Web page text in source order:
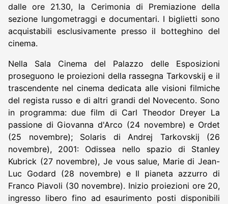
dalle ore 21.30, la Cerimonia di Premiazione della
sezione lungometraggi e documentari. I biglietti sono
acquistabili esclusivamente presso il botteghino del
cinema.
Nella Sala Cinema del Palazzo delle Esposizioni
proseguono le proiezioni della rassegna Tarkovskij e il
trascendente nel cinema dedicata alle visioni filmiche
del regista russo e di altri grandi del Novecento. Sono
in programma: due film di Carl Theodor Dreyer La
passione di Giovanna d'Arco (24 novembre) e Ordet
(25 novembre); Solaris di Andrej Tarkovskij (26
novembre), 2001: Odissea nello spazio di Stanley
Kubrick (27 novembre), Je vous salue, Marie di Jean-
Luc Godard (28 novembre) e Il pianeta azzurro di
Franco Piavoli (30 novembre). Inizio proiezioni ore 20,
ingresso libero fino ad esaurimento posti disponibili